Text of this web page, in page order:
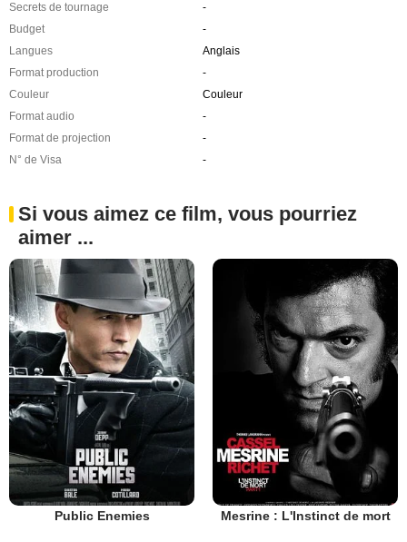
Secrets de tournage
-
Budget
-
Langues
Anglais
Format production
-
Couleur
Couleur
Format audio
-
Format de projection
-
N° de Visa
-
Si vous aimez ce film, vous pourriez
aimer ...
Public Enemies Mesrine : L'Instinct de mort